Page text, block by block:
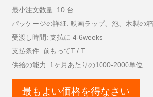
最小注文数量: 10 台
パッケージの詳細: 映画ラップ、泡、木製の箱
受渡し時間: 支払に 4-6weeks
支払条件: 前もってT / T
供給の能力: 1ヶ月あたりの1000-2000単位
最もよい価格を得なさい